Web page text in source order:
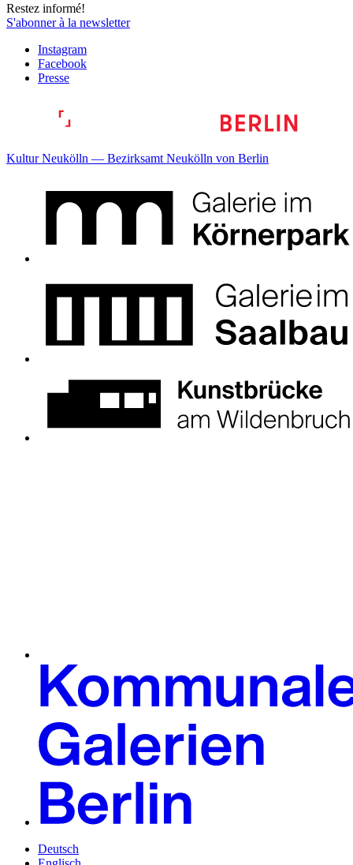
Restez informé!
S'abonner à la newsletter
Instagram
Facebook
Presse
Kultur Neukölln — Bezirksamt Neukölln von Berlin
Deutsch